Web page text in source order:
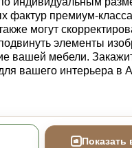
фактур премиум-
могут
элементы
вашей мебели.
вашего интерьера в
Показать